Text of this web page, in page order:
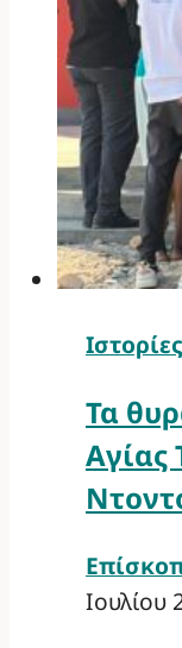
Ιστορίες
Τα
Αγίας
Ιουλίου